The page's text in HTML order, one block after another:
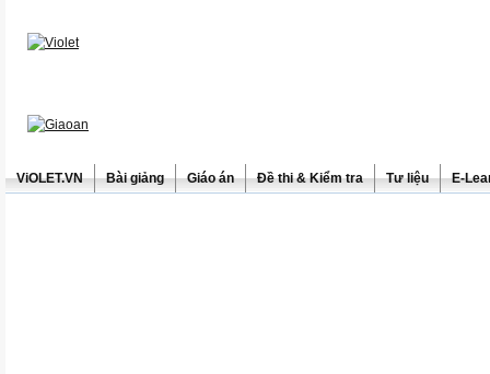
ViOLET.VN Bài giảng Giáo án Đề thi & Kiểm tra Tư liệu E-